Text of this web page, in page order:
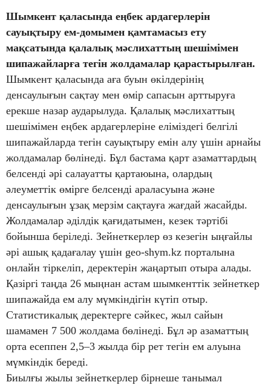
Шымкент қаласында еңбек ардагерлерін
сауықтыру ем-домымен қамтамасыз ету
мақсатында қалалық мәслихаттың шешімімен
шипажайларға тегін жолдамалар қарастырылған.
Шымкент қаласында аға буын өкілдерінің
денсаулығын сақтау мен өмір сапасын арттыруға
ерекше назар аударылуда. Қалалық мәслихаттың
шешімімен еңбек ардагерлеріне еліміздегі белгілі
шипажайларда тегін сауықтыру емін алу үшін арнайы
жолдамалар бөлінеді. Бұл бастама қарт азаматтардың
белсенді әрі салауатты қартаюына, олардың
әлеуметтік өмірге белсенді араласуына және
денсаулығын ұзақ мерзім сақтауға жағдай жасайды.
Жолдамалар әділдік қағидатымен, кезек тәртібі
бойынша беріледі. Зейнеткерлер өз кезегін ыңғайлы
әрі ашық қадағалау үшін geo-shym.kz порталына
онлайн тіркеліп, деректерін жаңартып отыра алады.
Қазіргі таңда 26 мыңнан астам шымкенттік зейнеткер
шипажайда ем алу мүмкіндігін күтіп отыр.
Статистикалық деректерге сәйкес, жыл сайын
шамамен 7 500 жолдама бөлінеді. Бұл әр азаматтың
орта есеппен 2,5–3 жылда бір рет тегін ем алуына
мүмкіндік береді.
Биылғы жылы зейнеткерлер бірнеше танымал